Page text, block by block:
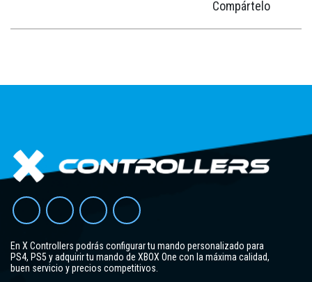
Compártelo
En X Controllers podrás configurar tu mando personalizado para
PS4, PS5 y adquirir tu mando de XBOX One con la máxima calidad,
buen servicio y precios competitivos.